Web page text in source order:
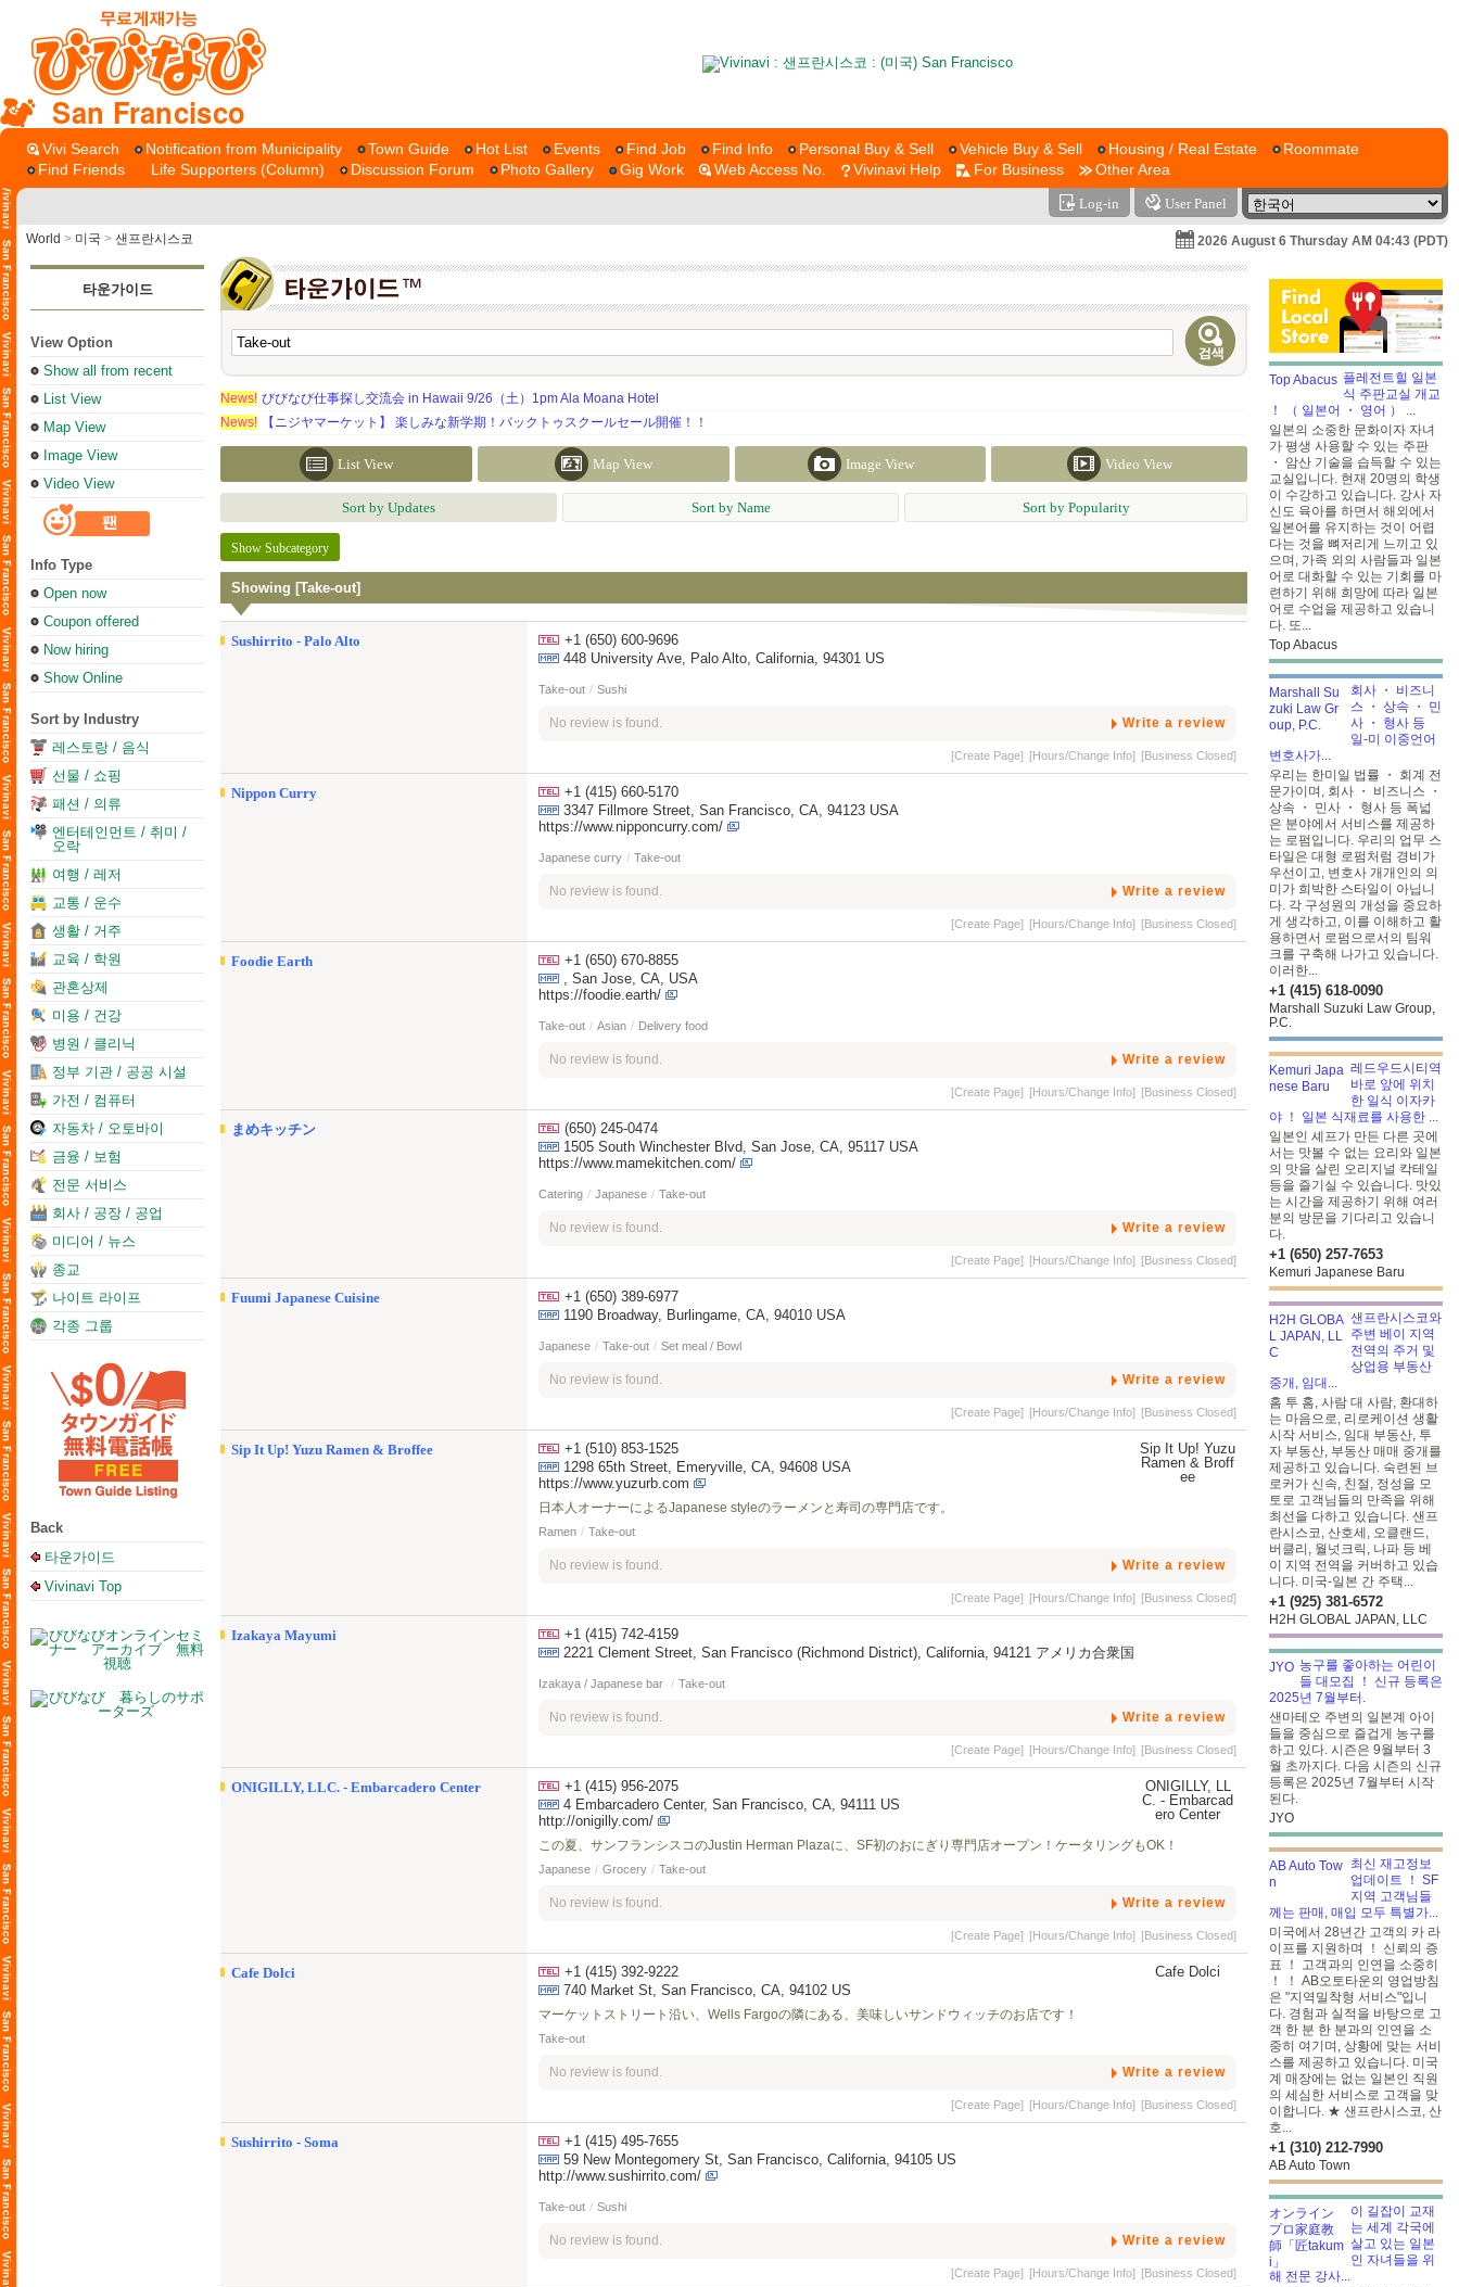
San Francisco
Vivi Search Notification from Municipality Town Guide Hot List Events Find Job Find Info Personal Buy & Sell Vehicle Buy & Sell Housing / Real Estate
Roommate
Find Friends
Life Supporters (Column) Discussion Forum Photo Gallery Gig Work Web Access No. Vivinavi Help For Business Other Area
Log-in User Panel
World > 미국 > 샌프란시스코 2026 August 6 Thursday AM 04:43 (PDT)
타운가이드
View Option
Show all from recent
List View
Map View
Image View
Video View
Info Type
Open now
Coupon offered
Now hiring
Show Online
Sort by Industry
레스토랑 / 음식
선물 / 쇼핑
패션 / 의류
엔터테인먼트 / 취미 /
오락
여행 / 레저
교통 / 운수
생활 / 거주
교육 / 학원
관혼상제
미용 / 건강
병원 / 클리닉
정부 기관 / 공공 시설
가전 / 컴퓨터
자동차 / 오토바이
금융 / 보험
전문 서비스
회사 / 공장 / 공업
미디어 / 뉴스
종교
나이트 라이프
각종 그룹
Back
타운가이드
Vivinavi Top
News! びびなび仕事探し交流会 in Hawaii 9/26（土）1pm Ala Moana Hotel
News!
【ニジヤマーケット】 楽しみな新学期！バックトゥスクールセール開催！！
List View Map View Image View Video View
Sort by Updates Sort by Name Sort by Popularity
Show Subcategory
Showing [Take-out]
Sushirrito - Palo Alto
+1 (650) 600-9696
448 University Ave, Palo Alto, California, 94301 US
Take-out / Sushi
No review is found. Write a review
[Create Page] [Hours/Change Info] [Business Closed]
Nippon Curry
+1 (415) 660-5170
3347 Fillmore Street, San Francisco, CA, 94123 USA
https://www.nipponcurry.com/
Japanese curry / Take-out
No review is found. Write a review
[Create Page] [Hours/Change Info] [Business Closed]
Foodie Earth
+1 (650) 670-8855
, San Jose, CA, USA
https://foodie.earth/
Take-out / Asian / Delivery food
No review is found. Write a review
[Create Page] [Hours/Change Info] [Business Closed]
まめキッチン
(650) 245-0474
1505 South Winchester Blvd, San Jose, CA, 95117 USA
https://www.mamekitchen.com/
Catering / Japanese / Take-out
No review is found. Write a review
[Create Page] [Hours/Change Info] [Business Closed]
Fuumi Japanese Cuisine
+1 (650) 389-6977
1190 Broadway, Burlingame, CA, 94010 USA
Japanese / Take-out / Set meal / Bowl
No review is found. Write a review
[Create Page] [Hours/Change Info] [Business Closed]
Sip It Up! Yuzu Ramen & Broffee
+1 (510) 853-1525
1298 65th Street, Emeryville, CA, 94608 USA
https://www.yuzurb.com
日本人オーナーによるJapanese styleのラーメンと寿司の専門店です。
Ramen / Take-out
No review is found. Write a review
[Create Page] [Hours/Change Info] [Business Closed]
Izakaya Mayumi
+1 (415) 742-4159
2221 Clement Street, San Francisco (Richmond District), California, 94121 アメリカ合衆国
Izakaya / Japanese bar / Take-out
No review is found. Write a review
[Create Page] [Hours/Change Info] [Business Closed]
ONIGILLY, LLC. - Embarcadero Center
+1 (415) 956-2075
4 Embarcadero Center, San Francisco, CA, 94111 US
http://onigilly.com/
この夏、サンフランシスコのJustin Herman Plazaに、SF初のおにぎり専門店オープン！ケータリングもOK！
Japanese / Grocery / Take-out
No review is found. Write a review
[Create Page] [Hours/Change Info] [Business Closed]
Cafe Dolci
+1 (415) 392-9222
740 Market St, San Francisco, CA, 94102 US
マーケットストリート沿い、Wells Fargoの隣にある、美味しいサンドウィッチのお店です！
Take-out
No review is found. Write a review
[Create Page] [Hours/Change Info] [Business Closed]
Sushirrito - Soma
+1 (415) 495-7655
59 New Montegomery St, San Francisco, California, 94105 US
http://www.sushirrito.com/
Take-out / Sushi
No review is found. Write a review
[Create Page] [Hours/Change Info] [Business Closed]
플레전트힐 일본
식 주판교실 개교
！ （ 일본어 ・ 영어 ） ...
일본의 소중한 문화이자 자녀
가 평생 사용할 수 있는 주판
・ 암산 기술을 습득할 수 있는
교실입니다. 현재 20명의 학생
이 수강하고 있습니다. 강사 자
신도 육아를 하면서 해외에서
일본어를 유지하는 것이 어렵
다는 것을 뼈저리게 느끼고 있
으며, 가족 외의 사람들과 일본
어로 대화할 수 있는 기회를 마
련하기 위해 희망에 따라 일본
어로 수업을 제공하고 있습니
다. 또...
Top Abacus
회사 ・ 비즈니
스 ・ 상속 ・ 민
사 ・ 형사 등
일-미 이중언어
변호사가...
우리는 한미일 법률 ・ 회계 전
문가이며, 회사 ・ 비즈니스 ・
상속 ・ 민사 ・ 형사 등 폭넓
은 분야에서 서비스를 제공하
는 로펌입니다. 우리의 업무 스
타일은 대형 로펌처럼 경비가
우선이고, 변호사 개개인의 의
미가 희박한 스타일이 아닙니
다. 각 구성원의 개성을 중요하
게 생각하고, 이를 이해하고 활
용하면서 로펌으로서의 팀워
크를 구축해 나가고 있습니다.
이러한...
+1 (415) 618-0090
Marshall Suzuki Law Group,
P.C.
레드우드시티역
바로 앞에 위치
한 일식 이자카
야 ！ 일본 식재료를 사용한 ...
일본인 셰프가 만든 다른 곳에
서는 맛볼 수 없는 요리와 일본
의 맛을 살린 오리지널 칵테일
등을 즐기실 수 있습니다. 맛있
는 시간을 제공하기 위해 여러
분의 방문을 기다리고 있습니
다.
+1 (650) 257-7653
Kemuri Japanese Baru
샌프란시스코와
주변 베이 지역
전역의 주거 및
상업용 부동산
중개, 임대...
홈 투 홈, 사람 대 사람, 환대하
는 마음으로, 리로케이션 생활
시작 서비스, 임대 부동산, 투
자 부동산, 부동산 매매 중개를
제공하고 있습니다. 숙련된 브
로커가 신속, 친절, 정성을 모
토로 고객님들의 만족을 위해
최선을 다하고 있습니다. 샌프
란시스코, 산호세, 오클랜드,
버클리, 월넛크릭, 나파 등 베
이 지역 전역을 커버하고 있습
니다. 미국-일본 간 주택...
+1 (925) 381-6572
H2H GLOBAL JAPAN, LLC
농구를 좋아하는 어린이
들 대모집 ！ 신규 등록은
2025년 7월부터.
샌마테오 주변의 일본계 아이
들을 중심으로 즐겁게 농구를
하고 있다. 시즌은 9월부터 3
월 초까지다. 다음 시즌의 신규
등록은 2025년 7월부터 시작
된다.
JYO
최신 재고정보
업데이트 ！ SF
지역 고객님들
께는 판매, 매입 모두 특별가...
미국에서 28년간 고객의 카 라
이프를 지원하며 ！ 신뢰의 증
표 ！ 고객과의 인연을 소중히
！ ！ AB오토타운의 영업방침
은 "지역밀착형 서비스"입니
다. 경험과 실적을 바탕으로 고
객 한 분 한 분과의 인연을 소
중히 여기며, 상황에 맞는 서비
스를 제공하고 있습니다. 미국
계 매장에는 없는 일본인 직원
의 세심한 서비스로 고객을 맞
이합니다. ★ 샌프란시스코, 산
호...
+1 (310) 212-7990
AB Auto Town
이 길잡이 교재
는 세계 각국에
살고 있는 일본
인 자녀들을 위
해 전문 강사...